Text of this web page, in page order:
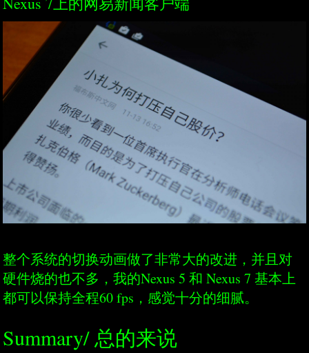
整个系统的切换动画做了非常大的改进，并且对
硬件烧的也不多，我的Nexus 5 和 Nexus 7 基本上
都可以保持全程60 fps，感觉十分的细腻。
Summary/ 总的来说